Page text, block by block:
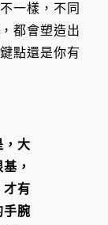
一樣，不同
都會塑造出
點還是你有
，大
，
才有
手腕